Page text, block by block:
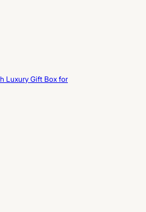
Luxury Gift Box for